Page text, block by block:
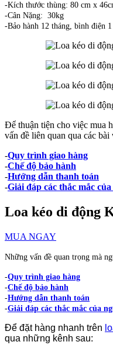
-Kích thước thùng: 80 cm x
-Cân Nặng: 30kg
-Bảo hành 12 tháng, bình điện 1
Để thuận tiện cho việc mua
vấn đề liên quan qua các
-Quy trình giao hàng
-Chế độ bảo hành
-Hướng dẫn thanh toán
-Giải đáp các thắc mắc
Loa kéo di động
MUA NGAY
Những vấn đề quan trọng mà
-Quy trình giao hàng
-Chế độ bảo hành
-Hướng dẫn thanh toán
-Giải đáp các thắc mắc của
Để đặt hàng nhanh trên
qua những kênh sau: